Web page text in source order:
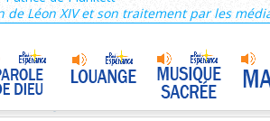
de Léon XIV et son traitement par les
- 1re lecture Dn 7 ou 2P 1
- Psaume 96